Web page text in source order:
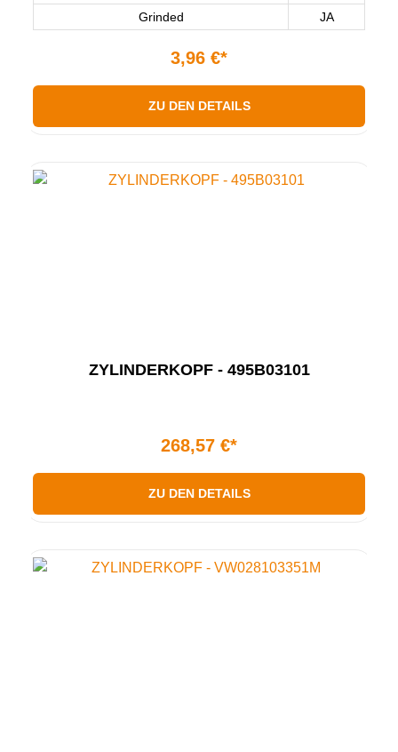
Grinded
JA
3,96 €*
ZU DEN DETAILS
ZYLINDERKOPF - 495B03101
268,57 €*
ZU DEN DETAILS